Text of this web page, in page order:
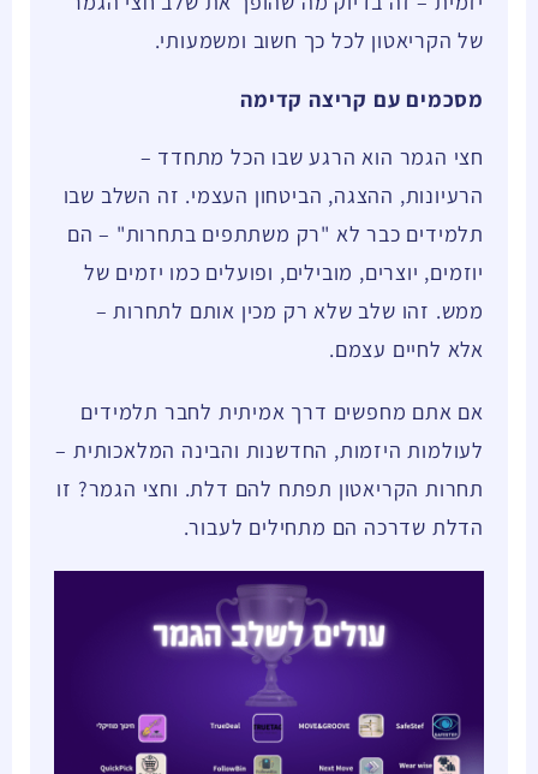
של הקריאטון לכל כך חשוב ומשמעותי.
מסכמים עם קריצה קדימה
חצי הגמר הוא הרגע שבו הכל מתחדד –
הרעיונות, ההצגה, הביטחון העצמי. זה השלב שבו
תלמידים כבר לא "רק משתתפים בתחרות" – הם
יוזמים, יוצרים, מובילים, ופועלים כמו יזמים של
ממש. זהו שלב שלא רק מכין אותם לתחרות –
אלא לחיים עצמם.
אם אתם מחפשים דרך אמיתית לחבר תלמידים
לעולמות היזמות, החדשנות והבינה המלאכותית –
תחרות הקריאטון תפתח להם דלת. וחצי הגמר? זו
הדלת שדרכה הם מתחילים לעבור.